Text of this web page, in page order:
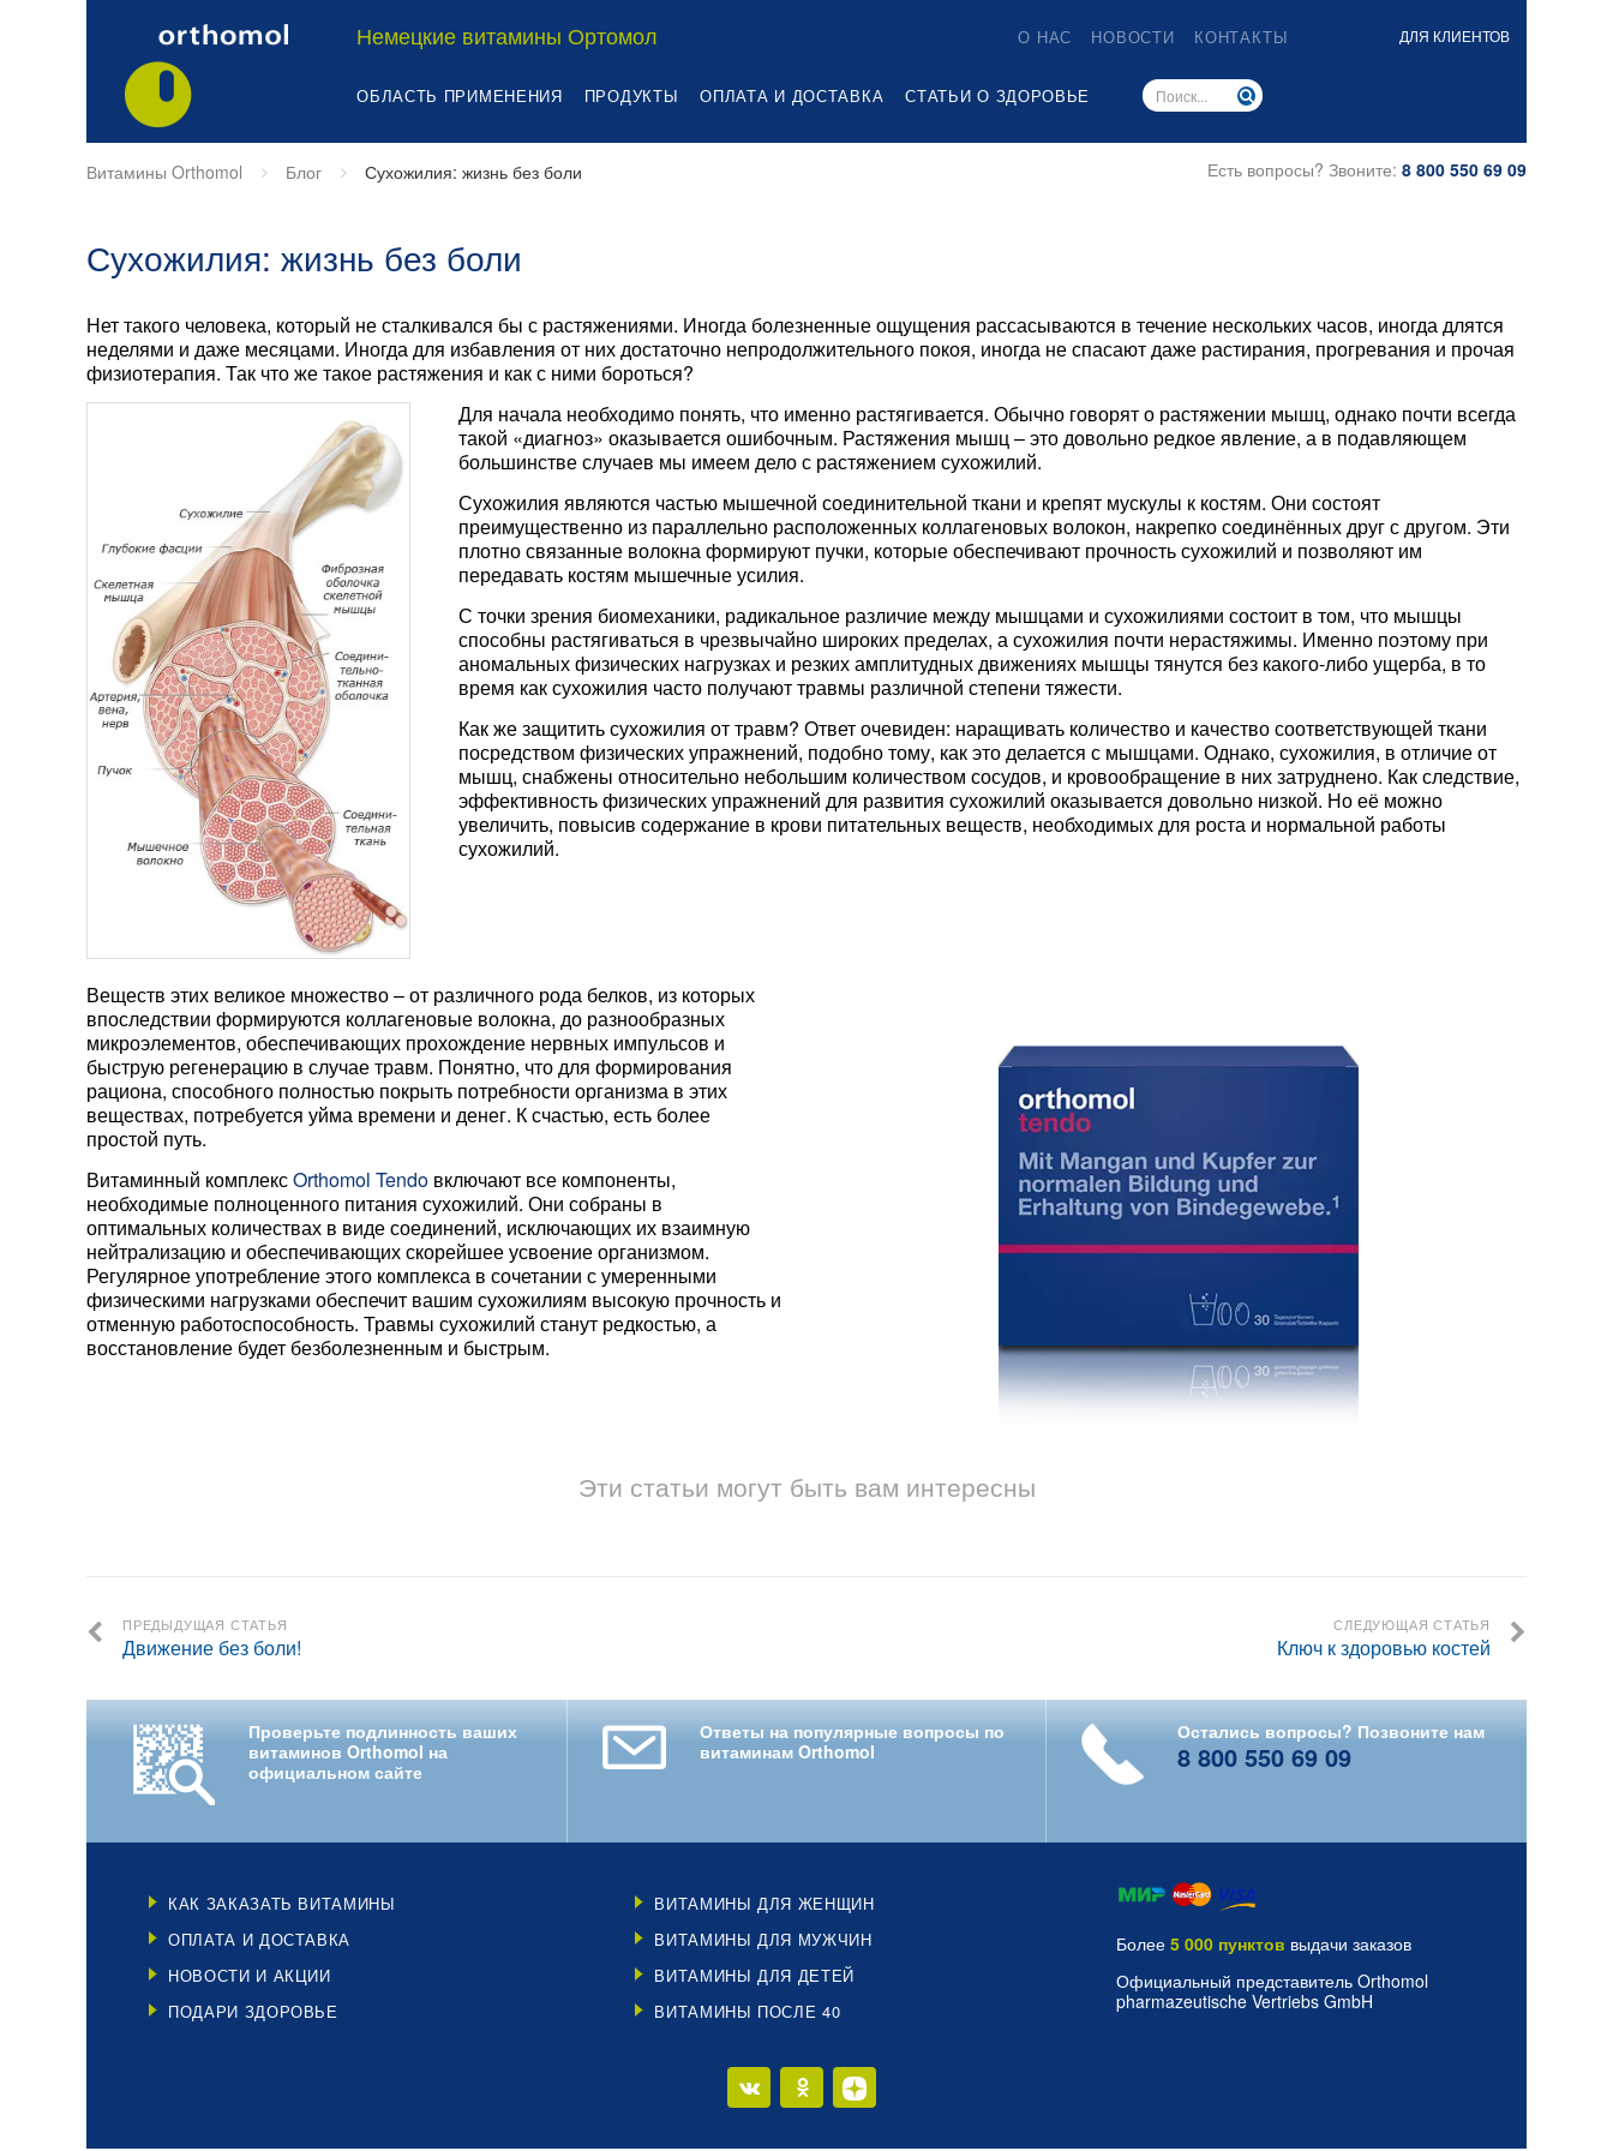
Немецкие витамины Ортомол О НАС НОВОСТИ КОНТАКТЫ ДЛЯ КЛИЕНТОВ
ОБЛАСТЬ ПРИМЕНЕНИЯ ПРОДУКТЫ ОПЛАТА И ДОСТАВКА СТАТЬИ О ЗДОРОВЬЕ
Витамины Orthomol Блог Сухожилия: жизнь без боли Есть вопросы? Звоните: 8 800 550 69 09
Сухожилия: жизнь без боли
Нет такого человека, который не сталкивался бы с растяжениями. Иногда болезненные ощущения рассасываются в течение нескольких часов, иногда длятся
неделями и даже месяцами. Иногда для избавления от них достаточно непродолжительного покоя, иногда не спасают даже растирания, прогревания и прочая
физиотерапия. Так что же такое растяжения и как с ними бороться?
Для начала необходимо понять, что именно растягивается. Обычно говорят о растяжении мышц, однако почти всегда
такой «диагноз» оказывается ошибочным. Растяжения мышц – это довольно редкое явление, а в подавляющем
большинстве случаев мы имеем дело с растяжением сухожилий.
Сухожилия являются частью мышечной соединительной ткани и крепят мускулы к костям. Они состоят
преимущественно из параллельно расположенных коллагеновых волокон, накрепко соединённых друг с другом. Эти
плотно связанные волокна формируют пучки, которые обеспечивают прочность сухожилий и позволяют им
передавать костям мышечные усилия.
С точки зрения биомеханики, радикальное различие между мышцами и сухожилиями состоит в том, что мышцы
способны растягиваться в чрезвычайно широких пределах, а сухожилия почти нерастяжимы. Именно поэтому при
аномальных физических нагрузках и резких амплитудных движениях мышцы тянутся без какого-либо ущерба, в то
время как сухожилия часто получают травмы различной степени тяжести.
Как же защитить сухожилия от травм? Ответ очевиден: наращивать количество и качество соответствующей ткани
посредством физических упражнений, подобно тому, как это делается с мышцами. Однако, сухожилия, в отличие от
мышц, снабжены относительно небольшим количеством сосудов, и кровообращение в них затруднено. Как следствие,
эффективность физических упражнений для развития сухожилий оказывается довольно низкой. Но её можно
увеличить, повысив содержание в крови питательных веществ, необходимых для роста и нормальной работы
сухожилий.
Веществ этих великое множество – от различного рода белков, из которых
впоследствии формируются коллагеновые волокна, до разнообразных
микроэлементов, обеспечивающих прохождение нервных импульсов и
быструю регенерацию в случае травм. Понятно, что для формирования
рациона, способного полностью покрыть потребности организма в этих
веществах, потребуется уйма времени и денег. К счастью, есть более
простой путь.
Витаминный комплексOrthomol Tendo включают все компоненты,
необходимые полноценного питания сухожилий. Они собраны в
оптимальных количествах в виде соединений, исключающих их взаимную
нейтрализацию и обеспечивающих скорейшее усвоение организмом.
Регулярное употребление этого комплекса в сочетании с умеренными
физическими нагрузками обеспечит вашим сухожилиям высокую прочность и
отменную работоспособность. Травмы сухожилий станут редкостью, а
восстановление будет безболезненным и быстрым.
Эти статьи могут быть вам интересны
ПРЕДЫДУЩАЯ СТАТЬЯ
Движение без боли!
СЛЕДУЮЩАЯ СТАТЬЯ
Ключ к здоровью костей
Проверьте подлинность ваших
витаминов Orthomol на
официальном сайте
Ответы на популярные вопросы по
витаминам Orthomol
Остались вопросы? Позвоните нам
8 800 550 69 09
КАК ЗАКАЗАТЬ ВИТАМИНЫ
ОПЛАТА И ДОСТАВКА
НОВОСТИ И АКЦИИ
ПОДАРИ ЗДОРОВЬЕ
ВИТАМИНЫ ДЛЯ ЖЕНЩИН
ВИТАМИНЫ ДЛЯ МУЖЧИН
ВИТАМИНЫ ДЛЯ ДЕТЕЙ
ВИТАМИНЫ ПОСЛЕ 40
Более 5 000 пунктов выдачи заказов
Официальный представитель Orthomol
pharmazeutische Vertriebs GmbH